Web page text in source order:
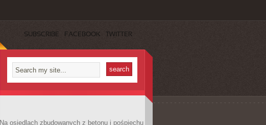
SUBSCRIBE FACEBOOK TWITTER
Na osiedlach zbudowanych z betonu i pośpiechu